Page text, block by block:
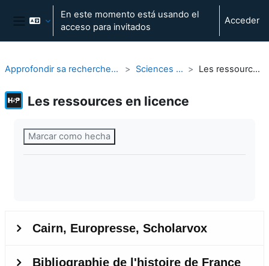
Salta al contenido principal
Panel lateral
En este momento está usando el
acceso para invitados
Acceder
Approfondir sa recherche dans sa discipline Sciences humaines Les ressources en licence
Les ressources en licence
Marcar como hecha